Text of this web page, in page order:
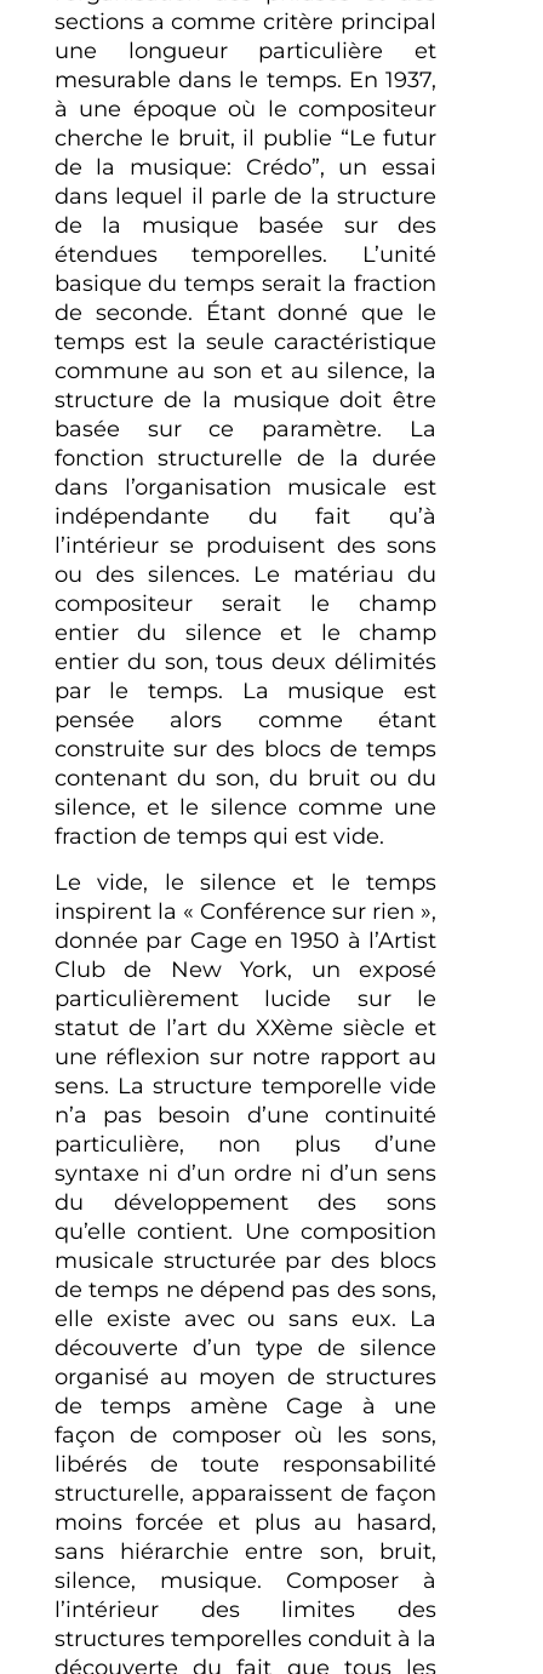
sections a comme critère principal
une longueur particulière et
mesurable dans le temps. En 1937,
à une époque où le compositeur
cherche le bruit, il publie “Le futur
de la musique: Crédo”, un essai
dans lequel il parle de la structure
de la musique basée sur des
étendues temporelles. L’unité
basique du temps serait la fraction
de seconde. Étant donné que le
temps est la seule caractéristique
commune au son et au silence, la
structure de la musique doit être
basée sur ce paramètre. La
fonction structurelle de la durée
dans l’organisation musicale est
indépendante du fait qu’à
l’intérieur se produisent des sons
ou des silences. Le matériau du
compositeur serait le champ
entier du silence et le champ
entier du son, tous deux délimités
par le temps. La musique est
pensée alors comme étant
construite sur des blocs de temps
contenant du son, du bruit ou du
silence, et le silence comme une
fraction de temps qui est vide.
Le vide, le silence et le temps
inspirent la « Conférence sur rien »,
donnée par Cage en 1950 à l’Artist
Club de New York, un exposé
particulièrement lucide sur le
statut de l’art du XXème siècle et
une réflexion sur notre rapport au
sens. La structure temporelle vide
n’a pas besoin d’une continuité
particulière, non plus d’une
syntaxe ni d’un ordre ni d’un sens
du développement des sons
qu’elle contient. Une composition
musicale structurée par des blocs
de temps ne dépend pas des sons,
elle existe avec ou sans eux. La
découverte d’un type de silence
organisé au moyen de structures
de temps amène Cage à une
façon de composer où les sons,
libérés de toute responsabilité
structurelle, apparaissent de façon
moins forcée et plus au hasard,
sans hiérarchie entre son, bruit,
silence, musique. Composer à
l’intérieur des limites des
structures temporelles conduit à la
découverte du fait que tous les